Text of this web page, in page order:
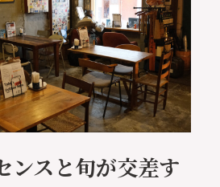
ンスと旬が交差す